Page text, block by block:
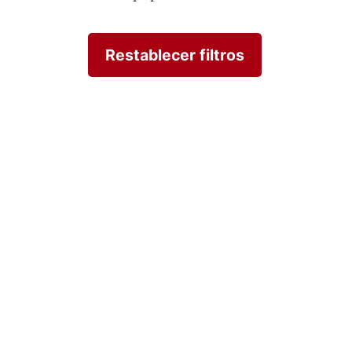
Restablecer filtros